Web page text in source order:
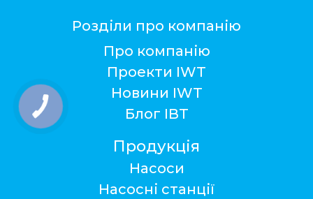
Розділи про компанію
Про компанію
Проекти IWT
Новини IWT
Блог ІВТ
Продукція
Насоси
Насосні станції